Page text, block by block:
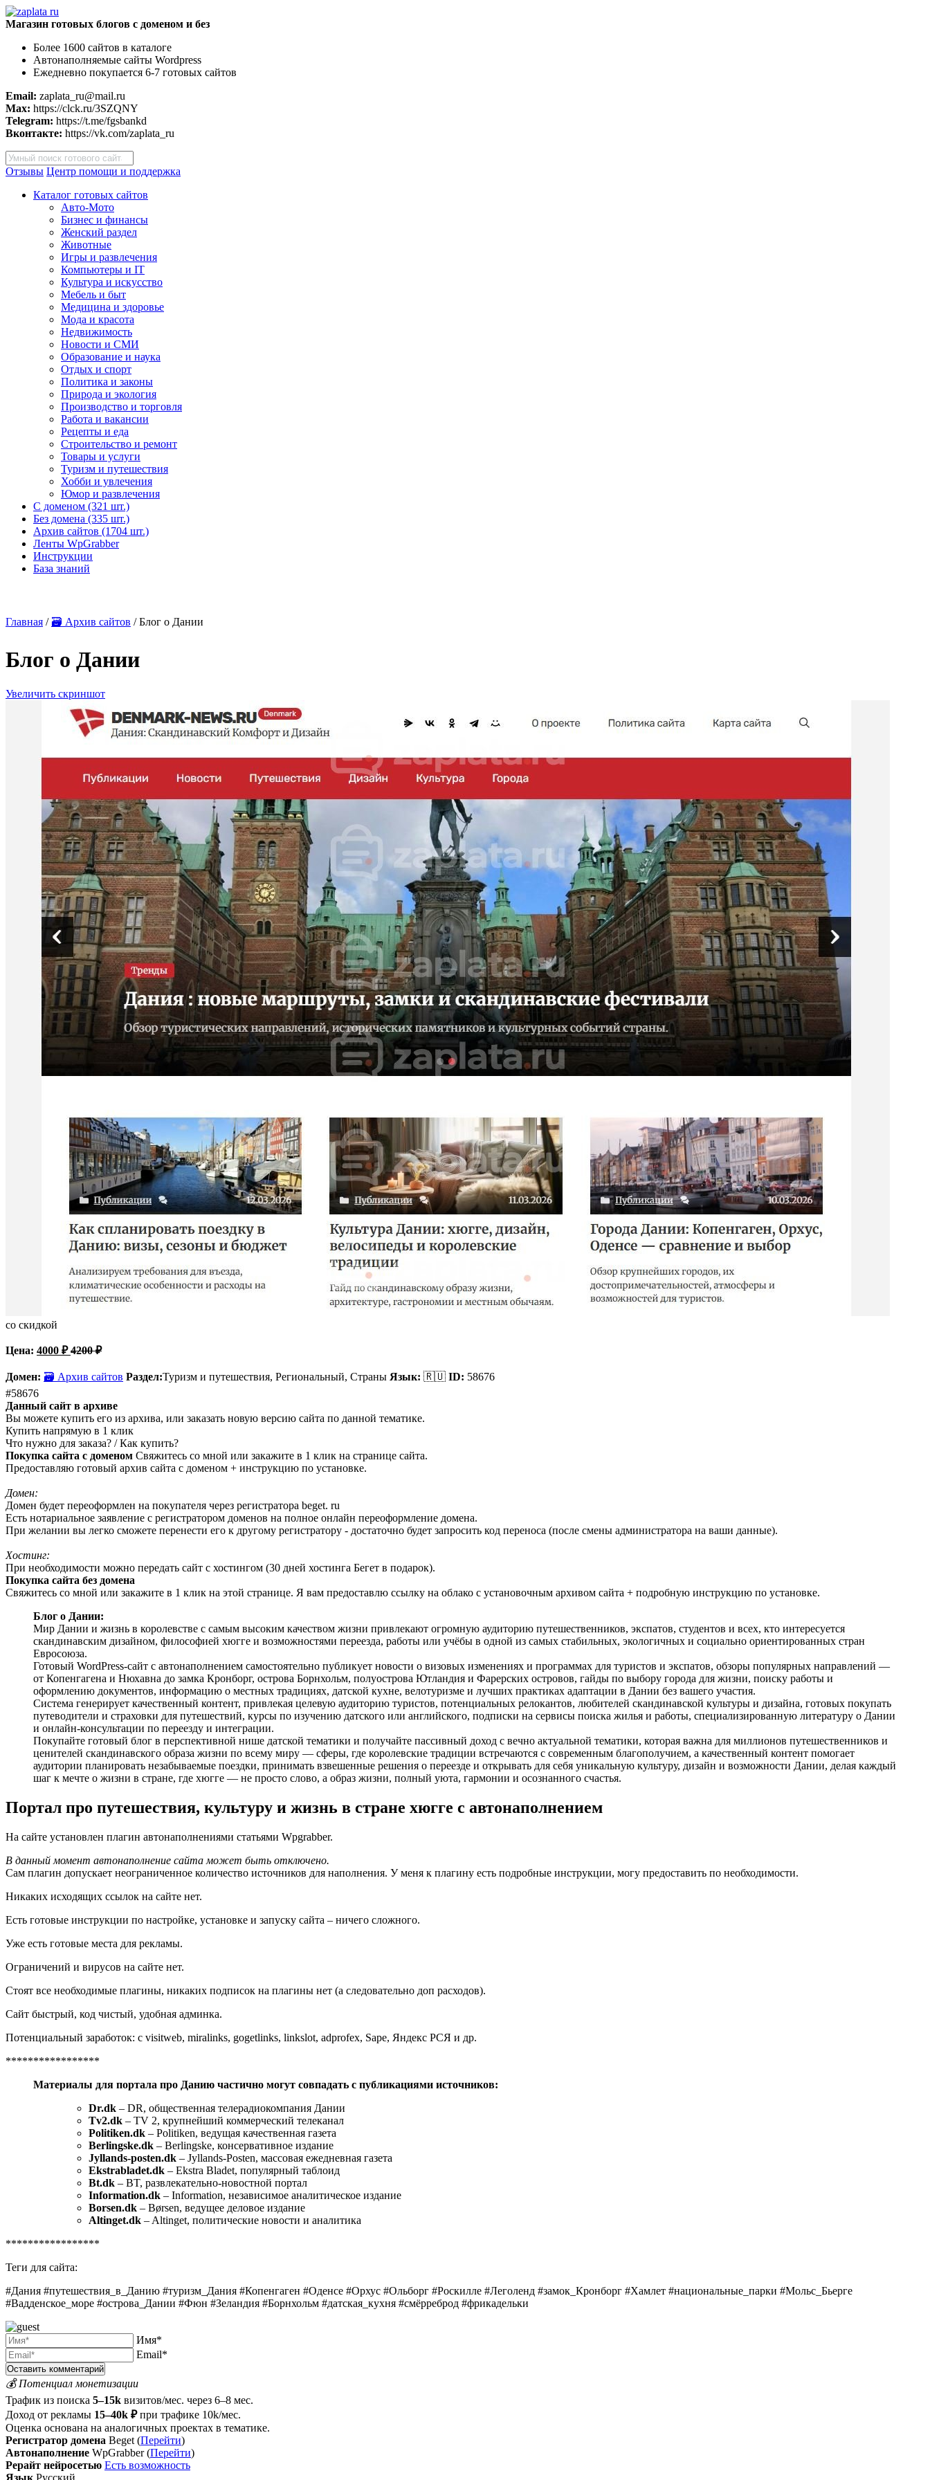
Магазин готовых блогов с доменом и без
Более 1600 сайтов в каталоге
Автонаполняемые сайты Wordpress
Ежедневно покупается 6-7 готовых сайтов
Email: zaplata_ru@mail.ru
Max: https://clck.ru/3SZQNY
Telegram: https://t.me/fgsbankd
Вконтакте: https://vk.com/zaplata_ru
Поиск
товаров
Отзывы Центр помощи и поддержка
Каталог готовых сайтов
Авто-Мото
Бизнес и финансы
Женский раздел
Животные
Игры и развлечения
Компьютеры и IT
Культура и искусство
Мебель и быт
Медицина и здоровье
Мода и красота
Недвижимость
Новости и СМИ
Образование и наука
Отдых и спорт
Политика и законы
Природа и экология
Производство и торговля
Работа и вакансии
Рецепты и еда
Строительство и ремонт
Товары и услуги
Туризм и путешествия
Хобби и увлечения
Юмор и развлечения
С доменом (321 шт.)
Без домена (335 шт.)
Архив сайтов (1704 шт.)
Ленты WpGrabber
Инструкции
База знаний
Главная / 🗃 Архив сайтов / Блог о Дании
Блог о Дании
Увеличить скриншот
со скидкой
Цена: 4000 ₽ 4200₽
Домен: 🗃 Архив сайтов Раздел:Туризм и путешествия, Региональный, Страны Язык: 🇷🇺 ID: 58676
#58676
Данный сайт в архиве
Вы можете купить его из архива, или заказать новую версию сайта по данной тематике.
Купить напрямую в 1 клик
Что нужно для заказа? / Как купить?
Покупка сайта с доменом Свяжитесь со мной или закажите в 1 клик на странице сайта.
Предоставляю готовый архив сайта с доменом + инструкцию по установке.
Домен:
Домен будет переоформлен на покупателя через регистратора beget. ru
Есть нотариальное заявление с регистратором доменов на полное онлайн переоформление домена.
При желании вы легко сможете перенести его к другому регистратору - достаточно будет запросить код переноса (после смены администратора на ваши данные).
Хостинг:
При необходимости можно передать сайт с хостингом (30 дней хостинга Бегет в подарок).
Покупка сайта без домена
Свяжитесь со мной или закажите в 1 клик на этой странице. Я вам предоставлю ссылку на облако с установочным архивом сайта + подробную инструкцию по установке.
Блог о Дании:
Мир Дании и жизнь в королевстве с самым высоким качеством жизни привлекают огромную аудиторию путешественников, экспатов, студентов и всех, кто интересуется
скандинавским дизайном, философией хюгге и возможностями переезда, работы или учёбы в одной из самых стабильных, экологичных и социально ориентированных стран
Евросоюза.
Готовый WordPress-сайт с автонаполнением самостоятельно публикует новости о визовых изменениях и программах для туристов и экспатов, обзоры популярных направлений —
от Копенгагена и Нюхавна до замка Кронборг, острова Борнхольм, полуострова Ютландия и Фарерских островов, гайды по выбору города для жизни, поиску работы и
оформлению документов, информацию о местных традициях, датской кухне, велотуризме и лучших практиках адаптации в Дании без вашего участия.
Система генерирует качественный контент, привлекая целевую аудиторию туристов, потенциальных релокантов, любителей скандинавской культуры и дизайна, готовых покупать
путеводители и страховки для путешествий, курсы по изучению датского или английского, подписки на сервисы поиска жилья и работы, специализированную литературу о Дании
и онлайн-консультации по переезду и интеграции.
Покупайте готовый блог в перспективной нише датской тематики и получайте пассивный доход с вечно актуальной тематики, которая важна для миллионов путешественников и
ценителей скандинавского образа жизни по всему миру — сферы, где королевские традиции встречаются с современным благополучием, а качественный контент помогает
аудитории планировать незабываемые поездки, принимать взвешенные решения о переезде и открывать для себя уникальную культуру, дизайн и возможности Дании, делая каждый
шаг к мечте о жизни в стране, где хюгге — не просто слово, а образ жизни, полный уюта, гармонии и осознанного счастья.
Портал про путешествия, культуру и жизнь в стране хюгге с автонаполнением
На сайте установлен плагин автонаполнениями статьями Wpgrabber.
В данный момент автонаполнение сайта может быть отключено.
Сам плагин допускает неограниченное количество источников для наполнения. У меня к плагину есть подробные инструкции, могу предоставить по необходимости.
Никаких исходящих ссылок на сайте нет.
Есть готовые инструкции по настройке, установке и запуску сайта – ничего сложного.
Уже есть готовые места для рекламы.
Ограничений и вирусов на сайте нет.
Стоят все необходимые плагины, никаких подписок на плагины нет (а следовательно доп расходов).
Сайт быстрый, код чистый, удобная админка.
Потенциальный заработок: с visitweb, miralinks, gogetlinks, linkslot, adprofex, Sape, Яндекс РСЯ и др.
*****************
Материалы для портала про Данию частично могут совпадать с публикациями источников:
Dr.dk – DR, общественная телерадиокомпания Дании
Tv2.dk – TV 2, крупнейший коммерческий телеканал
Politiken.dk – Politiken, ведущая качественная газета
Berlingske.dk – Berlingske, консервативное издание
Jyllands-posten.dk – Jyllands-Posten, массовая ежедневная газета
Ekstrabladet.dk – Ekstra Bladet, популярный таблоид
Bt.dk – BT, развлекательно-новостной портал
Information.dk – Information, независимое аналитическое издание
Borsen.dk – Børsen, ведущее деловое издание
Altinget.dk – Altinget, политические новости и аналитика
*****************
Теги для сайта:
#Дания #путешествия_в_Данию #туризм_Дания #Копенгаген #Оденсе #Орхус #Ольборг #Роскилле #Леголенд #замок_Кронборг #Хамлет #национальные_парки #Мольс_Бьерге
#Вадденское_море #острова_Дании #Фюн #Зеландия #Борнхольм #датская_кухня #смёрреброд #фрикадельки
Имя*
Email*
💰 Потенциал монетизации
Трафик из поиска 5–15k визитов/мес. через 6–8 мес.
Доход от рекламы 15–40k ₽ при трафике 10k/мес.
Оценка основана на аналогичных проектах в тематике.
Регистратор домена Beget (Перейти)
Автонаполнение WpGrabber (Перейти)
Рерайт нейросетью Есть возможность
Язык Русский